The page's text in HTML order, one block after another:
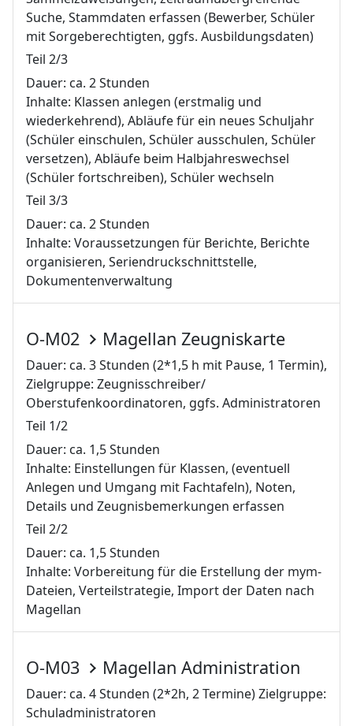
Suche, Stammdaten erfassen (Bewerber, Schüler
mit Sorgeberechtigten, ggfs. Ausbildungsdaten)
Teil 2/3
Dauer: ca. 2 Stunden
Inhalte: Klassen anlegen (erstmalig und
wiederkehrend), Abläufe für ein neues Schuljahr
(Schüler einschulen, Schüler ausschulen, Schüler
versetzen), Abläufe beim Halbjahreswechsel
(Schüler fortschreiben), Schüler wechseln
Teil 3/3
Dauer: ca. 2 Stunden
Inhalte: Voraussetzungen für Berichte, Berichte
organisieren, Seriendruckschnittstelle,
Dokumentenverwaltung
O-M02 Magellan Zeugniskarte
Dauer: ca. 3 Stunden (2*1,5 h mit Pause, 1 Termin),
Zielgruppe: Zeugnisschreiber/
Oberstufenkoordinatoren, ggfs. Administratoren
Teil 1/2
Dauer: ca. 1,5 Stunden
Inhalte: Einstellungen für Klassen, (eventuell
Anlegen und Umgang mit Fachtafeln), Noten,
Details und Zeugnisbemerkungen erfassen
Teil 2/2
Dauer: ca. 1,5 Stunden
Inhalte: Vorbereitung für die Erstellung der mym-
Dateien, Verteilstrategie, Import der Daten nach
Magellan
O-M03 Magellan Administration
Dauer: ca. 4 Stunden (2*2h, 2 Termine) Zielgruppe:
Schuladministratoren